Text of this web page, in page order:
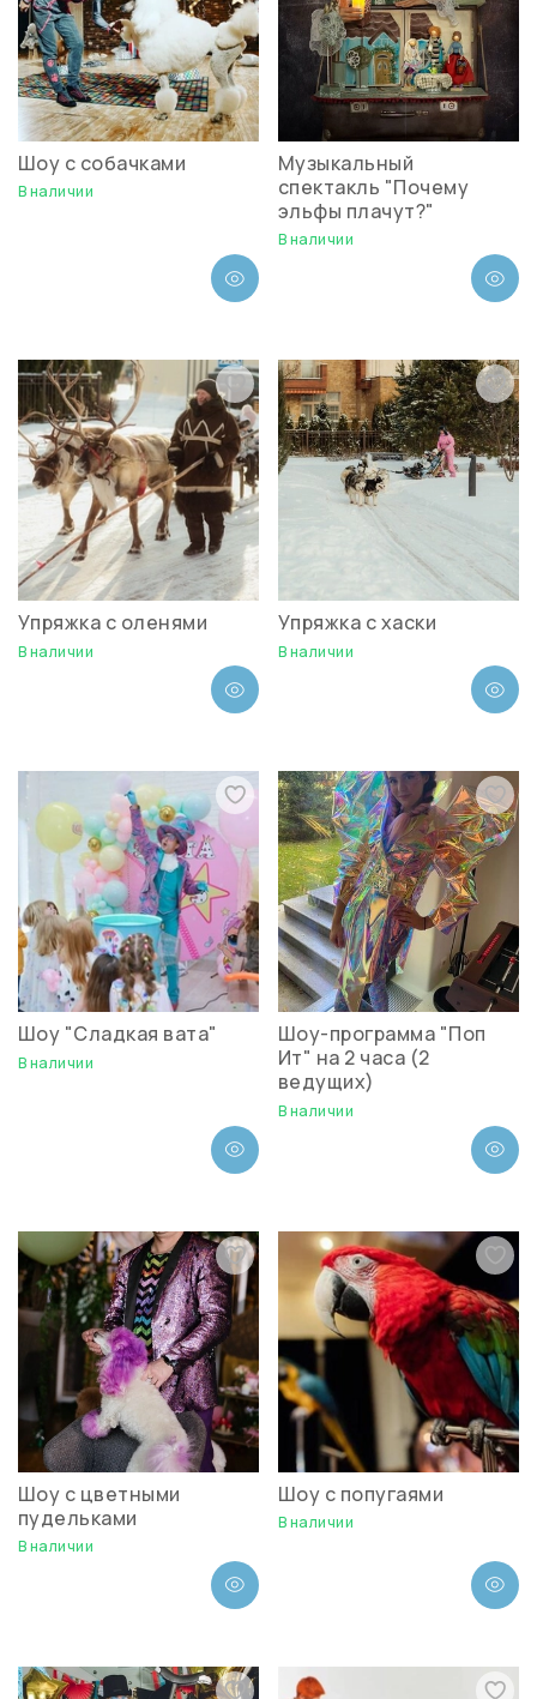
Шоу с собачками
В наличии
Музыкальный
спектакль "Почему
эльфы плачут?"
В наличии
Упряжка с оленями
В наличии
Упряжка с хаски
В наличии
Шоу "Сладкая вата"
В наличии
Шоу-программа "Поп
Ит" на 2 часа (2
ведущих)
В наличии
Шоу с цветными
пудельками
В наличии
Шоу с попугаями
В наличии